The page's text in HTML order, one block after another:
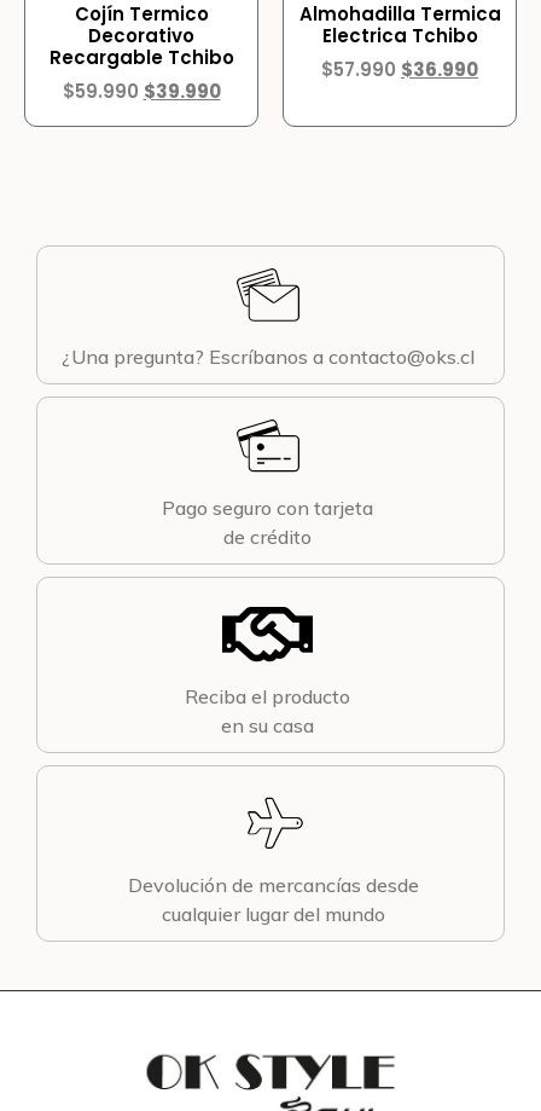
Cojín Termico
Decorativo
Recargable Tchibo
$59.990 $39.990
Almohadilla Termica
Electrica Tchibo
$57.990 $36.990
¿Una pregunta? Escríbanos a contacto@oks.cl
Pago seguro con tarjeta
de crédito
Reciba el producto
en su casa
Devolución de mercancías desde
cualquier lugar del mundo